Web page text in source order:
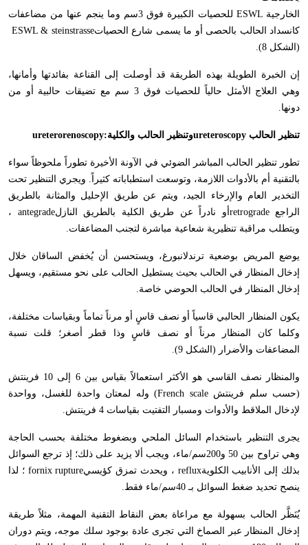
الخارجية ESWL
للحصيات الكبيرة فوق 3سم وما ينجم عنها من مضاعفات
كانسداد الحالب بالحصى أو ما يسمى شارع الحصياتESWL & steinstrasse
(الشكل 8).
إن الخبرة الطويلة بهذه الطريقة قد أوصلت إلى القناعة بفائدتها وأمانها،
وهي العلاج الأمثل حالياً للحصيات فوق 3 سم مع تضيقات حالبية أو من
دونها.
تنظير الحالب ureteroscopyوتنظير الحالب والكليةureterorenoscopy:
تطور تنظير الحالب المباشر الضوئي في الآونة الأخيرة تطوراً ملحوظاً سواء
بالتقنية أم بالأدوات اللازمة، وتوسعت استطباباته كثيراً. ويجري التنظير تحت
التخدير العام والإرخاء الجيد، ويتم عن طريق الإحليل والمثانة بالطريق
الراجع retrograde أو نادراً عن طريق الكلية بالطريق النازلantegrade ،
ويتطلب مراقبة تنظيرية شعاعية مباشرة لتجنب المضاعفات.
يوضع المريض بوضعية ترندلانبورغ، ويستحسن أن يُخفض الساقان خلال
إدخال المنظار في الحالب بحيث يستطيل الحالب على نحو مستقيم، ويسهل
إدخال المنظار في الحالب الحوضي خاصة.
يكون المنظار الحالبي قاسياً أو نصف قاسٍ أو مرناً تماماً وبقياسات مختلفة،
وكلما كان المنظار مرناً أو نصف قاسٍ وذا قطر أصغر؛ قلت نسبة
المضاعفات والأضرار (الشكل 9).
والمنظار نصف القاسي هو الأكثر استعمالاً بقياس بين 6 إلى 10 فرينتش
(حسب سلم فرينتش (French scale وله لمعتان واحدة للغسل، وواحدة
لإدخال الملاقط والأدوات ومسبار التفتيت بقياسات 4 فرينتش
.
يجرى التنظير باستخدام السائل الملحي وبضغوط مختلفة بحسب الحاجة
وهي تراوح بين 50 و200سم/ماء، ويجب ألا يزيد على ذلك؛ إذ ترجع السوائل
بذلك إلى الأنابيب الكلويةreflux ، ويحدث تمزق كؤيسيfornix rupture؛ لذا
ينصح تحديد ضغط السوائل بـ 40سم/ماء فقط
.
يُنَظَّر الحالب بسهولة مع مراعاة بعض النقاط التقنية المهمة، مثلاً طريقة
إدخال المنظار عبر الصماخ التي تجرى عادة بوجود سلك موجه، ويتم دوران